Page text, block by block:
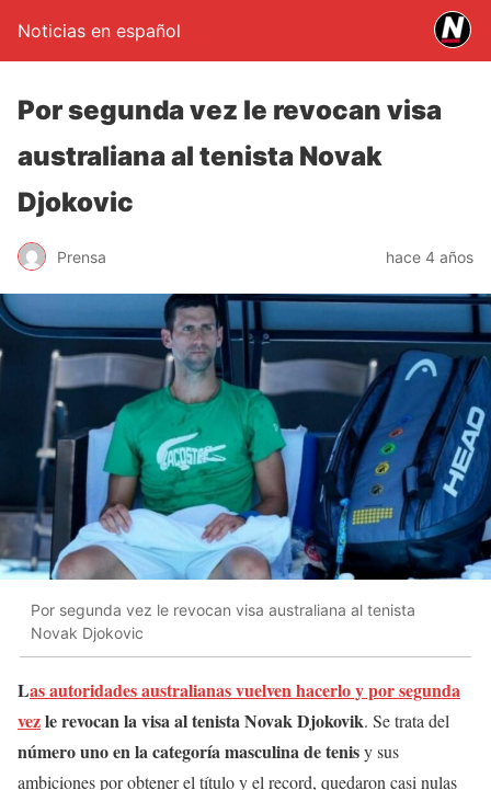
Noticias en español
Por segunda vez le revocan visa
australiana al tenista Novak
Djokovic
Prensa hace 4 años
Por segunda vez le revocan visa australiana al tenista
Novak Djokovic
Las autoridades australianas vuelven hacerlo y por segunda
vezle revocan la visa al tenista Novak Djokovik. Se trata del
número uno en la categoría masculina de tenisy sus
ambiciones por obtener el título y el record, quedaron casi nulas